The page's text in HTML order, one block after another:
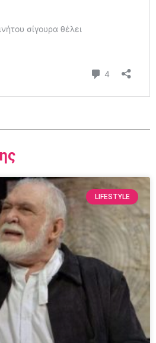
LIFESTYLE